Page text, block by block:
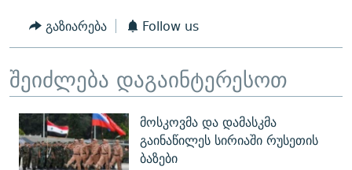
გაზიარება Follow us
შეიძლება დაგაინტერესოთ
მოსკოვმა და დამასკმა
გაინაწილეს სირიაში რუსეთის
ბაზები